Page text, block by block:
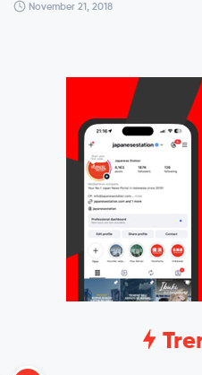
November 21, 2018